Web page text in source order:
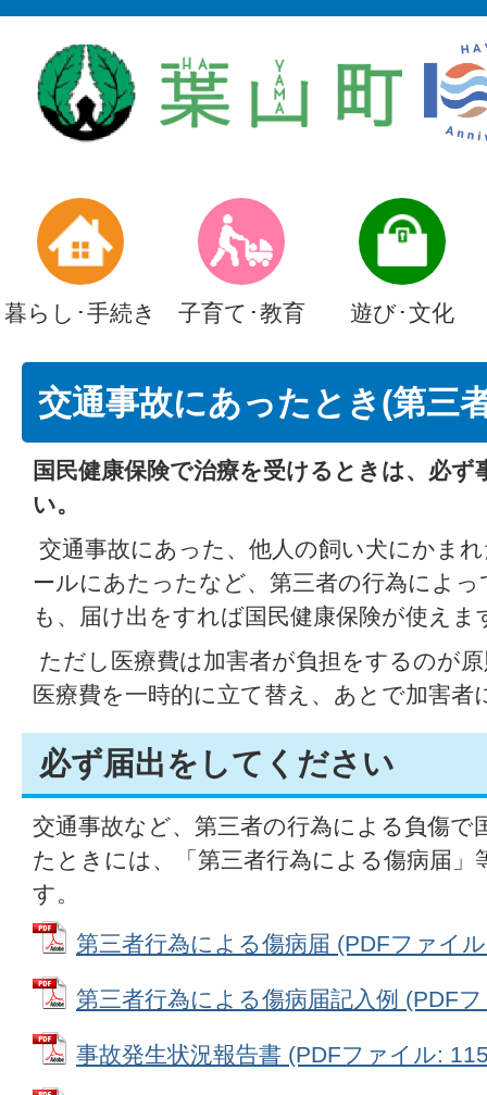
暮らし･手続き 子育て･教育 遊び･文化
交通事故にあったとき(第三
国民健康保険で治療を受けるときは、必
い。
交通事故にあった、他人の飼い犬にかま
ールにあたったなど、第三者の行為によ
も、届け出をすれば国民健康保険が使えま
ただし医療費は加害者が負担をするのが
医療費を一時的に立て替え、あとで加害者
必ず届出をしてください
交通事故など、第三者の行為による負傷で
たときには、「第三者行為による傷病届
す。
第三者行為による傷病届 (PDFファイ
第三者行為による傷病届記入例 (PDF
事故発生状況報告書 (PDFファイル: